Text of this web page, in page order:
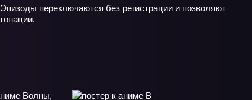
переключаются без регистрации и позволяют